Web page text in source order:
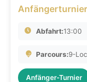
Anfängerturnier
Abfahrt:13:00
Parcours:9-
Anfänger-Turnier